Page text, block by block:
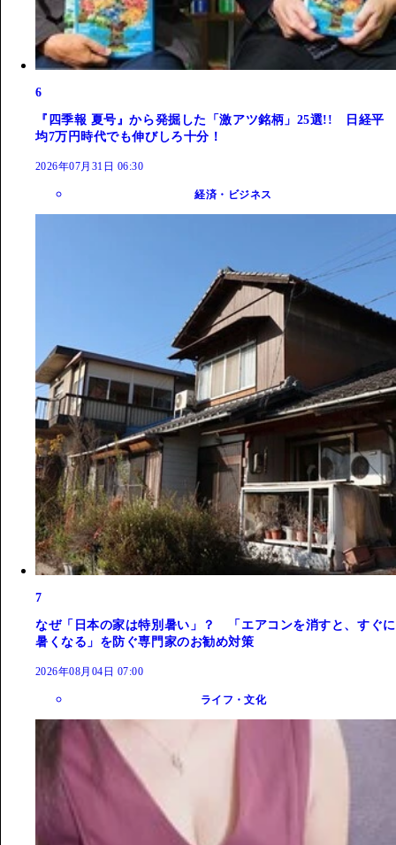
6
『四季報 夏号』から発掘した「激アツ銘柄」25選!! 日経平
均7万円時代でも伸びしろ十分！
2026年07月31日 06:30
経済・ビジネス
7
なぜ「日本の家は特別暑い」？ 「エアコンを消すと、すぐに
暑くなる」を防ぐ専門家のお勧め対策
2026年08月04日 07:00
ライフ・文化